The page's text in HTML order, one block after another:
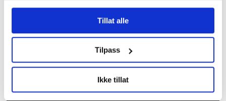
Tillat alle
Tilpass
Ikke tillat